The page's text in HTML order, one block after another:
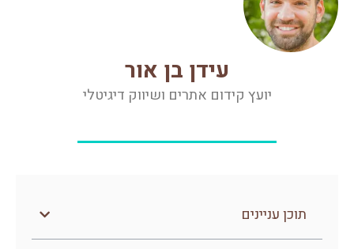
עידן בן אור
יועץ קידום אתרים ושיווק דיגיטלי
תוכן עניינים